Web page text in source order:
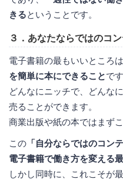
きるということです。
３．あなたならではのコ
電子書籍の最もいいところは
を簡単に本にできることです
どんなにニッチで、どんな
売ることができます。
商業出版や紙の本ではまず
この 「自分ならではのコン
電子書籍で働き方を変える
しかし同時に、これこそが